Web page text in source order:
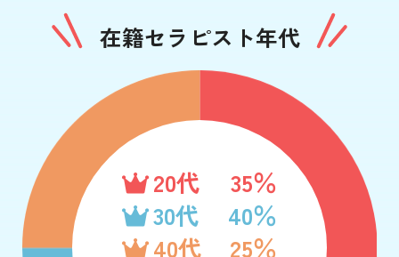
在籍セラピスト年代
20代
35％
30代
40％
40代
25％